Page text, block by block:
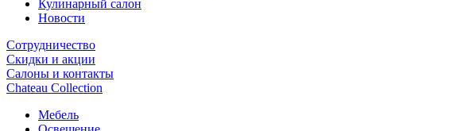
Кулинарный салон
Новости
Сотрудничество
Скидки и акции
Салоны и контакты
Chateau Collection
Мебель